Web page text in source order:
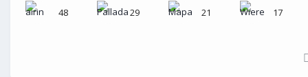
48
29 21 17